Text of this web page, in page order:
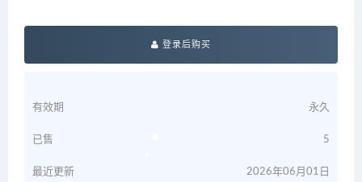
登录后购买
有效期 永久
已售 5
最近更新 2026年06月01日